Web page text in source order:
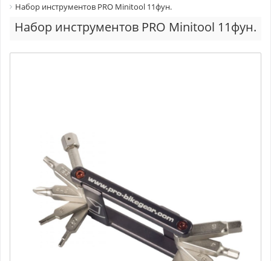
Набор инструментов PRO Minitool 11фун.
Набор инструментов PRO Minitool 11фун.